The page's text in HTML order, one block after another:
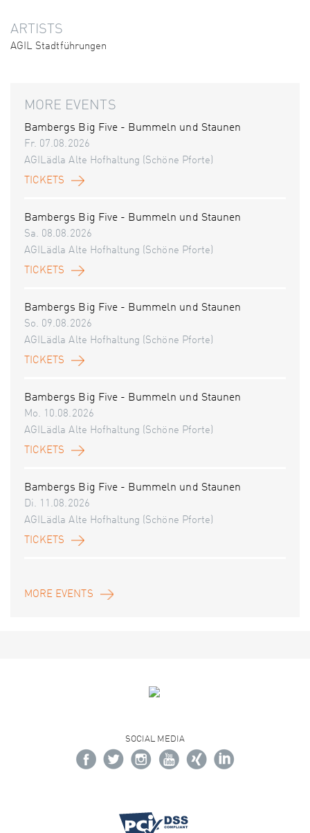
ARTISTS
AGIL Stadtführungen
MORE EVENTS
Bambergs Big Five - Bummeln und Staunen
Fr. 07.08.2026
AGILädla Alte Hofhaltung (Schöne Pforte)
TICKETS
Bambergs Big Five - Bummeln und Staunen
Sa. 08.08.2026
AGILädla Alte Hofhaltung (Schöne Pforte)
TICKETS
Bambergs Big Five - Bummeln und Staunen
So. 09.08.2026
AGILädla Alte Hofhaltung (Schöne Pforte)
TICKETS
Bambergs Big Five - Bummeln und Staunen
Mo. 10.08.2026
AGILädla Alte Hofhaltung (Schöne Pforte)
TICKETS
Bambergs Big Five - Bummeln und Staunen
Di. 11.08.2026
AGILädla Alte Hofhaltung (Schöne Pforte)
TICKETS
MORE EVENTS
SOCIAL MEDIA